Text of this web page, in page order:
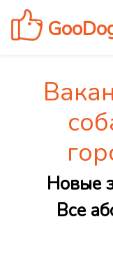
Новые
Все